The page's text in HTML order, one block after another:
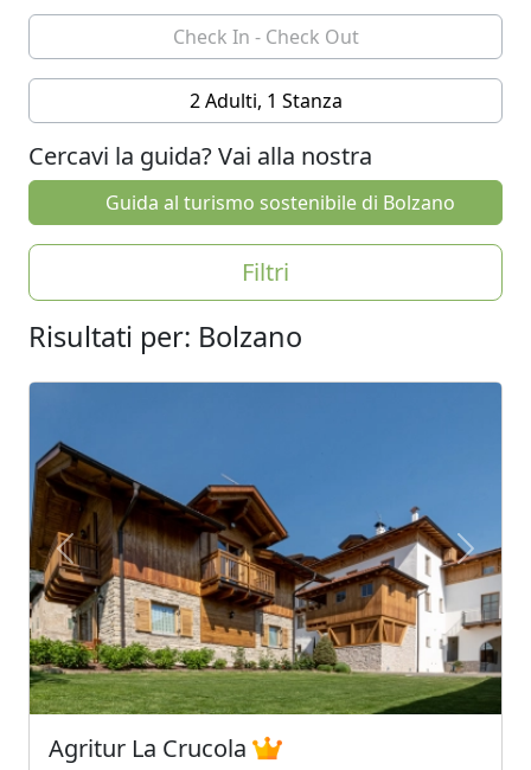
2 Adulti, 1 Stanza
Cercavi la guida? Vai alla nostra
Guida al turismo sostenibile di Bolzano
Filtri
Risultati per: Bolzano
Previous Next
Agritur La Crucola